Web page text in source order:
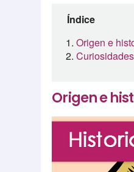
Índice
Origen e
Origen e